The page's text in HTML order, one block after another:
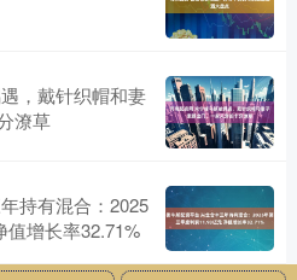
，戴针织帽和妻
潦草
持有混合：2025
值增长率32.71%